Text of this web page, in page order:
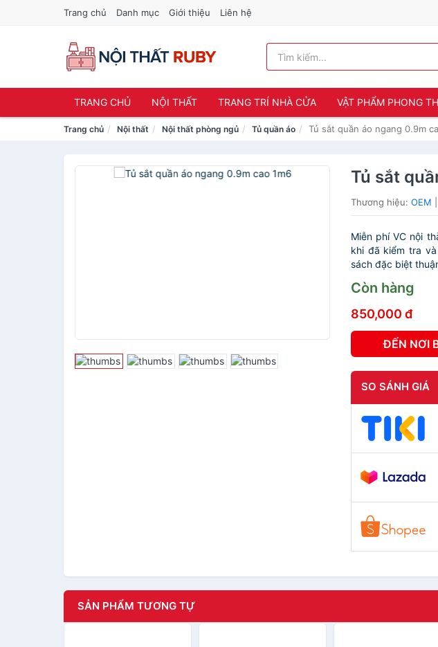
Trang chủ Danh mục Giới thiệu Liên hệ
TRANG CHỦ NỘI THẤT TRANG TRÍ NHÀ CỬA VẬT PHẨM PHONG
Trang chủ Nội thất Nội thất phòng ngủ Tủ quần áo Tủ sắt quần áo ngang 0.9m
Tủ sắt
Thương hiệu:OEM
Miễn phí VC nội
khi đã kiểm tra
sách đặc biệt
Còn hàng
850,000 đ
ĐẾN NƠI
SO SÁNH GIÁ
SẢN PHẨM TƯƠNG TỰ